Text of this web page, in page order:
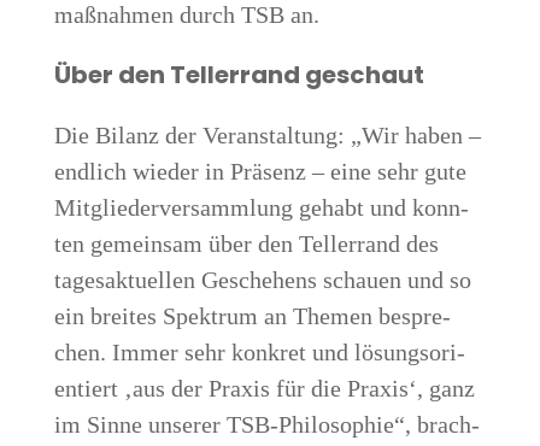
maß­nah­men durch TSB an.
Über den Tel­ler­rand geschaut
Die Bilanz der Ver­an­stal­tung: „Wir haben –
end­lich wie­der in Prä­senz – eine sehr gute
Mit­glie­der­ver­samm­lung gehabt und konn­
ten gemein­sam über den Tel­ler­rand des
tages­ak­tu­el­len Gesche­hens schau­en und so
ein brei­tes Spek­trum an The­men bespre­
chen. Immer sehr kon­kret und lösungs­ori­
en­tiert ‚aus der Pra­xis für die Pra­xis‘, ganz
im Sin­ne unse­rer TSB-Phi­lo­so­phie“, brach­